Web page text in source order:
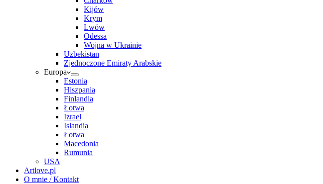
Kijów
Krym
Lwów
Odessa
Wojna w Ukrainie
Uzbekistan
Zjednoczone Emiraty Arabskie
Europa
Estonia
Hiszpania
Finlandia
Łotwa
Izrael
Islandia
Łotwa
Macedonia
Rumunia
USA
Artlove.pl
O mnie / Kontakt